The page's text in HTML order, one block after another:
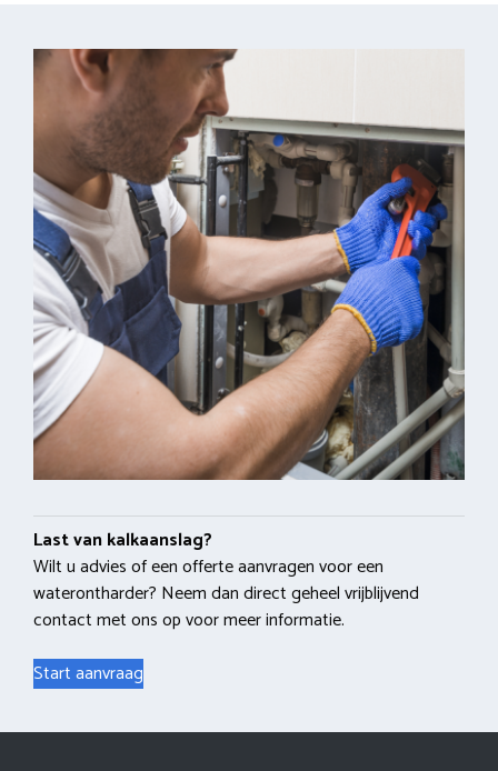
Last van kalkaanslag?
Wilt u advies of een offerte aanvragen voor een
waterontharder? Neem dan direct geheel vrijblijvend
contact met ons op voor meer informatie.
Start aanvraag